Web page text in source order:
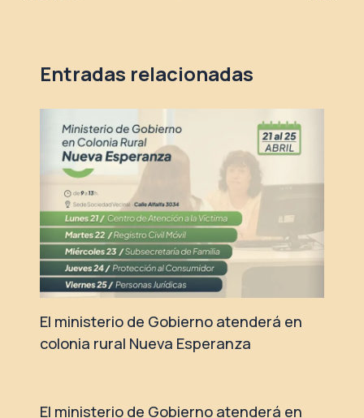
Entradas relacionadas
El ministerio de Gobierno atenderá en
colonia rural Nueva Esperanza
El ministerio de Gobierno atenderá en